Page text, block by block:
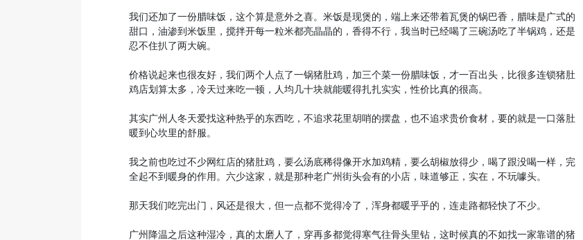
我们还加了一份腊味饭，这个算是意外之喜。米饭是现煲的，端上来还带着瓦煲的锅巴香，腊味是广式的
甜口，油渗到米饭里，搅拌开每一粒米都亮晶晶的，香得不行，我当时已经喝了三碗汤吃了半锅鸡，还是
忍不住扒了两大碗。
价格说起来也很友好，我们两个人点了一锅猪肚鸡，加三个菜一份腊味饭，才一百出头，比很多连锁猪肚
鸡店划算太多，冷天过来吃一顿，人均几十块就能暖得扎扎实实，性价比真的很高。
其实广州人冬天爱找这种热乎的东西吃，不追求花里胡哨的摆盘，也不追求贵价食材，要的就是一口落肚
暖到心坎里的舒服。
我之前也吃过不少网红店的猪肚鸡，要么汤底稀得像开水加鸡精，要么胡椒放得少，喝了跟没喝一样，完
全起不到暖身的作用。六少这家，就是那种老广州街头会有的小店，味道够正，实在，不玩噱头。
那天我们吃完出门，风还是很大，但一点都不觉得冷了，浑身都暖乎乎的，连走路都轻快了不少。
广州降温之后这种湿冷，真的太磨人了，穿再多都觉得寒气往骨头里钻，这时候真的不如找一家靠谱的猪